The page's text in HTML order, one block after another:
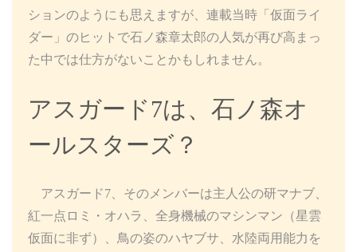
ションのようにも思えますが、連載当時「仮面ライ
ダー」のヒットで石ノ森章太郎の人気が再び高まっ
た中では仕方がないことかもしれません。
アスガード7は、石ノ森オ
ールスターズ？
アスガード7、そのメンバーは主人公の研マナブ、
紅一点ロミ・オハラ、全身機械のマシンマン（星雲
仮面に非ず）、鳥の姿のハヤブサ、水陸両用能力を